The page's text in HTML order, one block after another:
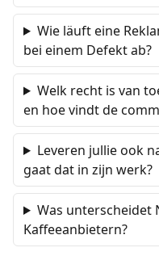
Wie läuft eine
bei einem Defekt ab?
Welk recht is van
en hoe vindt de
Leveren jullie ook
gaat dat in zijn werk?
Was unterscheidet
Kaffeeanbietern?